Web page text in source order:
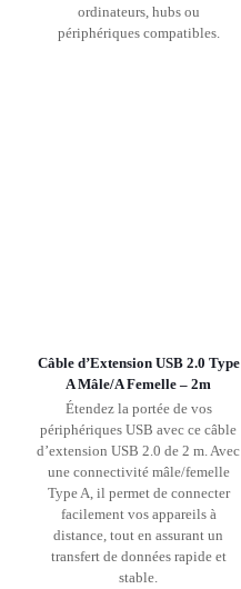
ordinateurs, hubs ou
périphériques compatibles.
Câble d’Extension USB 2.0 Type
A Mâle/A Femelle – 2m
Étendez la portée de vos
périphériques USB avec ce câble
d’extension USB 2.0 de 2 m. Avec
une connectivité mâle/femelle
Type A, il permet de connecter
facilement vos appareils à
distance, tout en assurant un
transfert de données rapide et
stable.